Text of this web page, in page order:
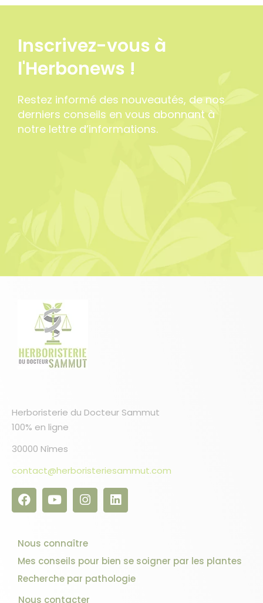
1 avis
Inscrivez-vous à
l'Herbonews !
Restez informé des nouveautés, de nos
derniers conseils en vous abonnant à
notre lettre d’informations.
Herboristerie du Docteur Sammut
100% en ligne
30000 Nîmes
contact@herboristeriesammut.com
Nous connaître
Mes conseils pour bien se soigner par les plantes
Recherche par pathologie
Nous contacter